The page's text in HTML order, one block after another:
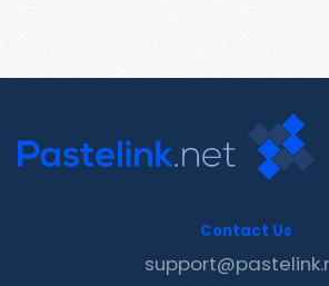
Contact Us